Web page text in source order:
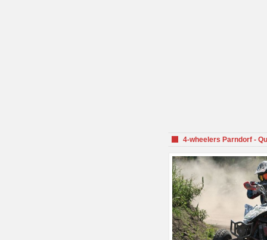
4-wheelers Parndorf -